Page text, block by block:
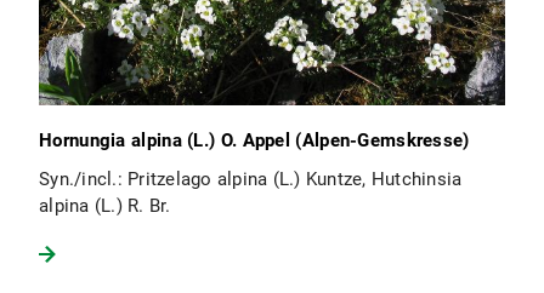
Hornungia alpina (L.) O. Appel (Alpen-Gemskresse)
Syn./incl.: Pritzelago alpina (L.) Kuntze, Hutchinsia
alpina (L.) R. Br.